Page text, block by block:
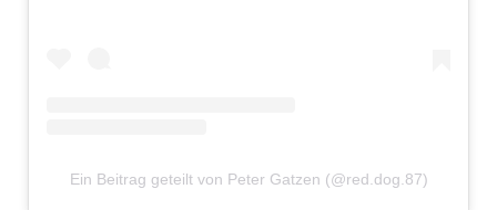
Ein Beitrag geteilt von Peter Gatzen (@red.dog.87)